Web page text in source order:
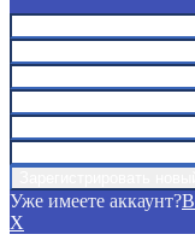
Уже имеете аккаунт?
X